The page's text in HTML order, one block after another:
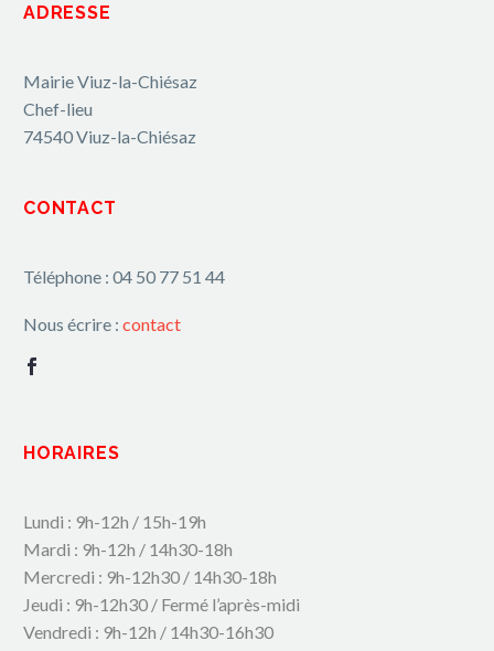
ADRESSE
Mairie Viuz-la-Chiésaz
Chef-lieu
74540 Viuz-la-Chiésaz
CONTACT
Téléphone : 04 50 77 51 44
Nous écrire : contact
HORAIRES
Lundi : 9h-12h / 15h-19h
Mardi : 9h-12h / 14h30-18h
Mercredi : 9h-12h30 / 14h30-18h
Jeudi : 9h-12h30 / Fermé l’après-midi
Vendredi : 9h-12h / 14h30-16h30